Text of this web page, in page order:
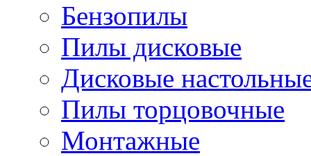
Бензопилы
Пилы дисковые
Дисковые
Пилы торцовочные
Монтажные